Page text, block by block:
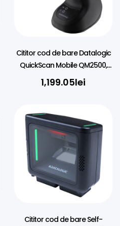
Cititor cod de bare Datalogic
QuickScan Mobile QM2500,
USB, 2D, USB, RS232, kit (USB)
1,199.05lei
Cititor cod de bare Self-